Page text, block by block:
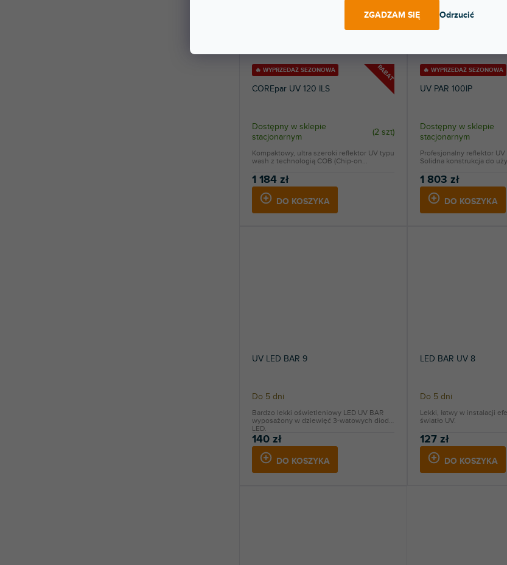
Odrzucić
ZGADZAM SIĘ
RABAT
🔥 WYPRZEDAŻ SEZONOWA
COREpar UV 120 ILS
Dostępny w sklepie
stacjonarnym
(2 szt)
1 184 zł
DO KOSZYKA
Kompaktowy, ultra szeroki reflektor UV typu
wash z technologią COB (Chip-on...
🔥 WYPRZEDAŻ SEZONOWA
UV PAR 100IP
Dostępny w sklepie
stacjonarnym
1 803 zł
DO KOSZYKA
Profesjonalny reflektor UV
Solidna konstrukcja do
UV LED BAR 9
Do 5 dni
140 zł
DO KOSZYKA
Bardzo lekki oświetleniowy LED UV BAR
wyposażony w dziewięć 3-watowych diod
LED.
LED BAR UV 8
Do 5 dni
127 zł
DO KOSZYKA
Lekki, łatwy w instalacji
światło UV.